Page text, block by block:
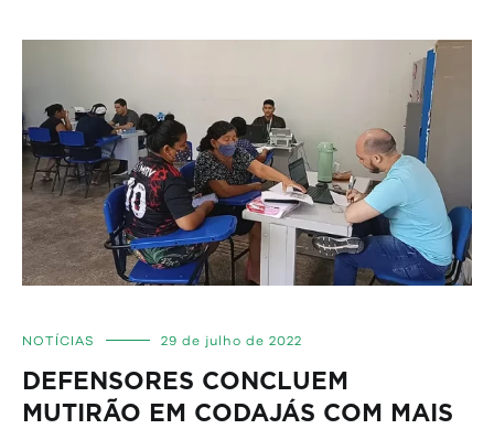
NOTÍCIAS 29 de julho de 2022
DEFENSORES CONCLUEM
MUTIRÃO EM CODAJÁS COM MAIS